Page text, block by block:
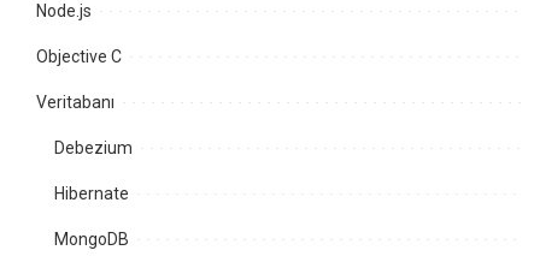
Node.js
Objective C
Veritabanı
Debezium
Hibernate
MongoDB